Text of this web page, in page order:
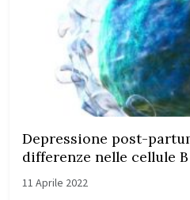
Depressione post-
differenze nelle cellule B
11 Aprile 2022